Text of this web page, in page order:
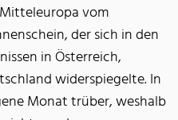
vom
der sich in den
in Österreich,
widerspiegelte. In
Monat trüber, weshalb